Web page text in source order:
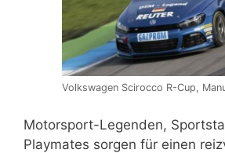
Volkswagen Scirocco R-Cup,
Motorsport-Legenden,
Playmates sorgen für einen